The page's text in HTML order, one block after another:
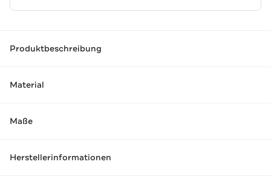
Produktbeschreibung
Material
Maße
Herstellerinformationen